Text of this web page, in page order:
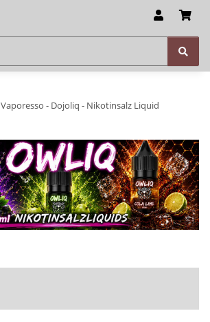
Vaporesso - Dojoliq - Nikotinsalz Liquid